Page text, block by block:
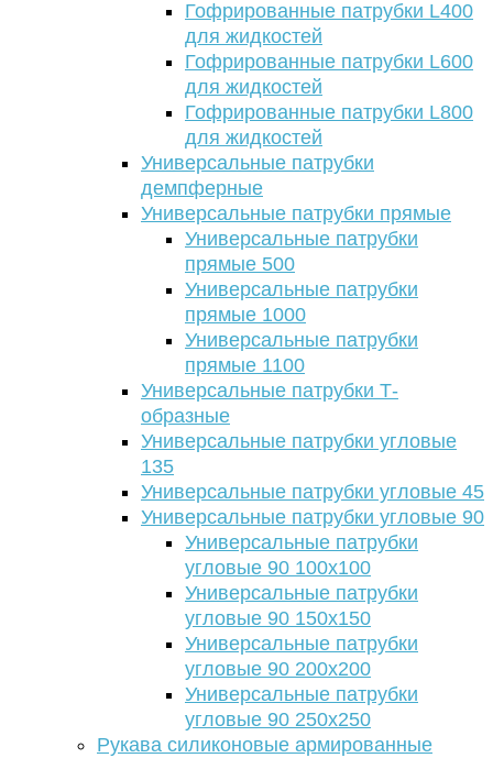
Гофрированные патрубки L400
для жидкостей
Гофрированные патрубки L600
для жидкостей
Гофрированные патрубки L800
для жидкостей
Универсальные патрубки
демпферные
Универсальные патрубки прямые
Универсальные патрубки
прямые 500
Универсальные патрубки
прямые 1000
Универсальные патрубки
прямые 1100
Универсальные патрубки Т-
образные
Универсальные патрубки угловые
135
Универсальные патрубки угловые 45
Универсальные патрубки угловые 90
Универсальные патрубки
угловые 90 100х100
Универсальные патрубки
угловые 90 150х150
Универсальные патрубки
угловые 90 200х200
Универсальные патрубки
угловые 90 250х250
Рукава силиконовые армированные